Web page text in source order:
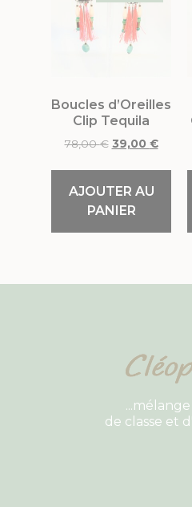
Boucles d’Oreilles
Clip Tequila
78,00€ 39,00 €
AJOUTER AU
PANIER
de classe et